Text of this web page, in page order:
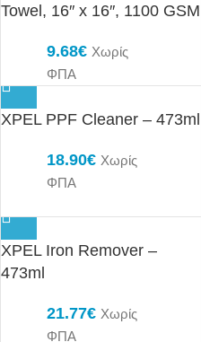
Towel, 16″ x 16″, 1100 GSM
9.68€ Χωρίς
ΦΠΑ
XPEL PPF Cleaner – 473ml
18.90€ Χωρίς
ΦΠΑ
XPEL Iron Remover –
473ml
21.77€ Χωρίς
ΦΠΑ